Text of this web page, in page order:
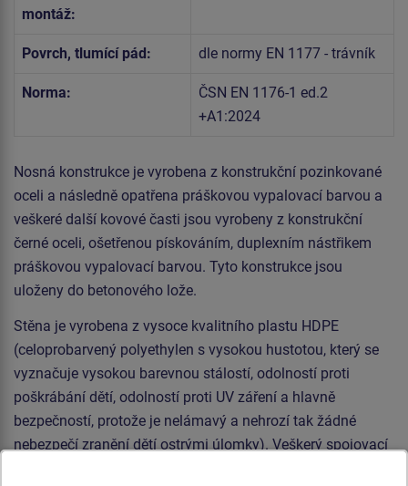
montáž:
Povrch, tlumící pád: dle normy EN 1177 - trávník
Norma:
ČSN EN 1176-1 ed.2
+A1:2024
Nosná konstrukce je vyrobena z konstrukční pozinkované
oceli a následně opatřena práškovou vypalovací barvou a
veškeré další kovové časti jsou vyrobeny z konstrukční
černé oceli, ošetřenou pískováním, duplexním nástřikem
práškovou vypalovací barvou. Tyto konstrukce jsou
uloženy do betonového lože.
Stěna je vyrobena z vysoce kvalitního plastu HDPE
(celoprobarvený polyethylen s vysokou hustotou, který se
vyznačuje vysokou barevnou stálostí, odolností proti
poškrábání dětí, odolností proti UV záření a hlavně
bezpečností, protože je nelámavý a nehrozí tak žádné
nebezpečí zranění dětí ostrými úlomky). Veškerý spojovací